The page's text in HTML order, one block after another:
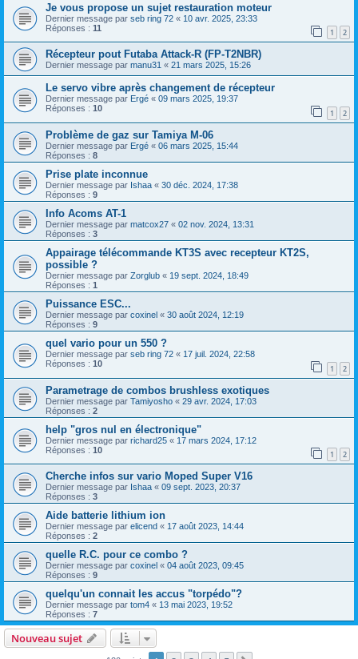
Je vous propose un sujet restauration moteur
Dernier message par seb ring 72 « 10 avr. 2025, 23:33
Réponses : 11 1 2
Récepteur pout Futaba Attack-R (FP-T2NBR)
Dernier message par manu31 « 21 mars 2025, 15:26
Le servo vibre après changement de récepteur
Dernier message par Ergé « 09 mars 2025, 19:37
Réponses : 10 1 2
Problème de gaz sur Tamiya M-06
Dernier message par Ergé « 06 mars 2025, 15:44
Réponses : 8
Prise plate inconnue
Dernier message par Ishaa « 30 déc. 2024, 17:38
Réponses : 9
Info Acoms AT-1
Dernier message par matcox27 « 02 nov. 2024, 13:31
Réponses : 3
Appairage télécommande KT3S avec recepteur KT2S,
possible ?
Dernier message par Zorglub « 19 sept. 2024, 18:49
Réponses : 1
Puissance ESC...
Dernier message par coxinel « 30 août 2024, 12:19
Réponses : 9
quel vario pour un 550 ?
Dernier message par seb ring 72 « 17 juil. 2024, 22:58
Réponses : 10 1 2
Parametrage de combos brushless exotiques
Dernier message par Tamiyosho « 29 avr. 2024, 17:03
Réponses : 2
help "gros nul en électronique"
Dernier message par richard25 « 17 mars 2024, 17:12
Réponses : 10 1 2
Cherche infos sur vario Moped Super V16
Dernier message par Ishaa « 09 sept. 2023, 20:37
Réponses : 3
Aide batterie lithium ion
Dernier message par elicend « 17 août 2023, 14:44
Réponses : 2
quelle R.C. pour ce combo ?
Dernier message par coxinel « 04 août 2023, 09:45
Réponses : 9
quelqu'un connait les accus "torpédo"?
Dernier message par tom4 « 13 mai 2023, 19:52
Réponses : 7
Nouveau sujet